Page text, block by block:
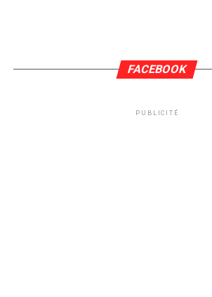
FACEBOOK
PUBLICITÉ